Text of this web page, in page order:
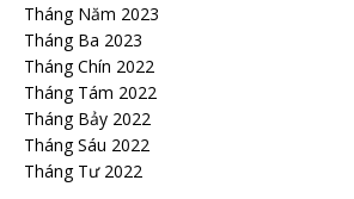
Tháng Năm 2023
Tháng Ba 2023
Tháng Chín 2022
Tháng Tám 2022
Tháng Bảy 2022
Tháng Sáu 2022
Tháng Tư 2022